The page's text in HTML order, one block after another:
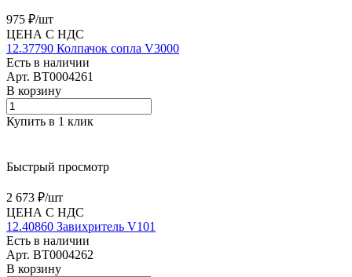
975 ₽/шт
ЦЕНА С НДС
12.37790 Колпачок сопла V3000
Есть в наличии
Арт. BT0004261
В корзину
Купить в 1 клик
Быстрый просмотр
2 673 ₽/шт
ЦЕНА С НДС
12.40860 Завихритель V101
Есть в наличии
Арт. BT0004262
В корзину